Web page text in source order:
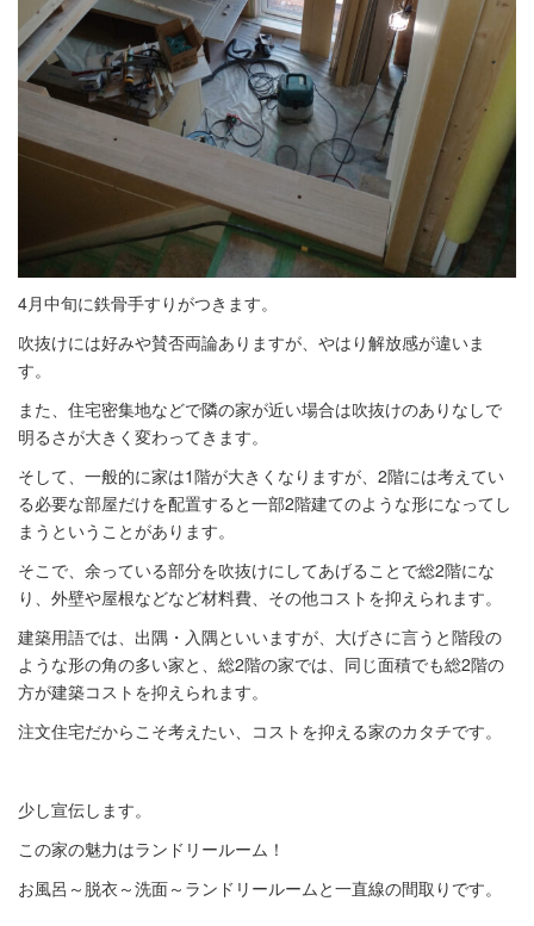
4月中旬に鉄骨手すりがつきます。
吹抜けには好みや賛否両論ありますが、やはり解放感が違いま
す。
また、住宅密集地などで隣の家が近い場合は吹抜けのありなしで
明るさが大きく変わってきます。
そして、一般的に家は1階が大きくなりますが、2階には考えてい
る必要な部屋だけを配置すると一部2階建てのような形になってし
まうということがあります。
そこで、余っている部分を吹抜けにしてあげることで総2階にな
り、外壁や屋根などなど材料費、その他コストを抑えられます。
建築用語では、出隅・入隅といいますが、大げさに言うと階段の
ような形の角の多い家と、総2階の家では、同じ面積でも総2階の
方が建築コストを抑えられます。
注文住宅だからこそ考えたい、コストを抑える家のカタチです。
少し宣伝します。
この家の魅力はランドリールーム！
お風呂～脱衣～洗面～ランドリールームと一直線の間取りです。